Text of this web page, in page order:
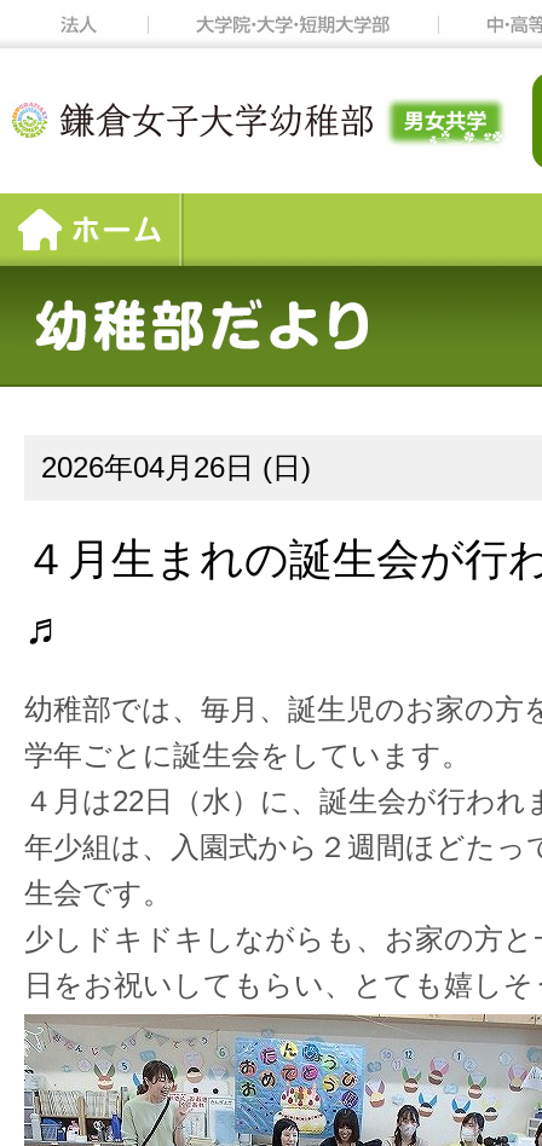
2026年04月26日 (日)
４月生まれの誕生会が行
♬
幼稚部では、毎月、誕生児のお家の方
学年ごとに誕生会をしています。
４月は22日（水）に、誕生会が行わ
年少組は、入園式から２週間ほどたっ
生会です。
少しドキドキしながらも、お家の方と
日をお祝いしてもらい、とても嬉し